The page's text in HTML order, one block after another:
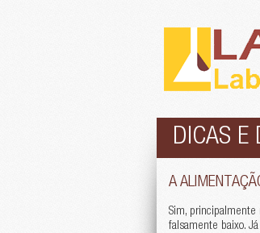
DICAS E
A
Sim,
falsamente baixo.